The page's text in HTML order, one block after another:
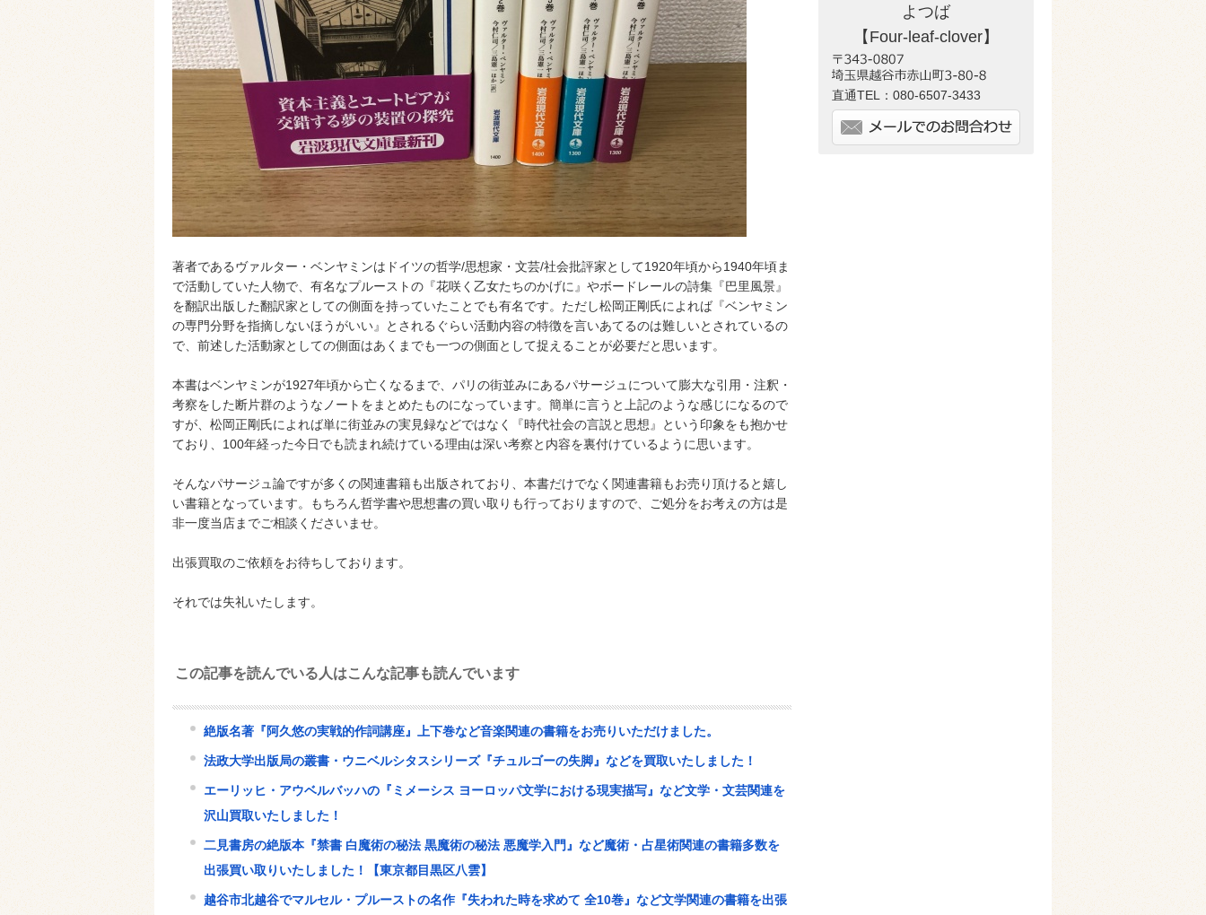
著者であるヴァルター・ベンヤミンはドイツの哲学/思想家・文芸/社会批評家として1920年頃から1940年頃ま
で活動していた人物で、有名なプルーストの『花咲く乙女たちのかげに』やボードレールの詩集『巴里風景』
を翻訳出版した翻訳家としての側面を持っていたことでも有名です。ただし松岡正剛氏によれば『ベンヤミン
の専門分野を指摘しないほうがいい』とされるぐらい活動内容の特徴を言いあてるのは難しいとされているの
で、前述した活動家としての側面はあくまでも一つの側面として捉えることが必要だと思います。
本書はベンヤミンが1927年頃から亡くなるまで、パリの街並みにあるパサージュについて膨大な引用・注釈・
考察をした断片群のようなノートをまとめたものになっています。簡単に言うと上記のような感じになるので
すが、松岡正剛氏によれば単に街並みの実見録などではなく『時代社会の言説と思想』という印象をも抱かせ
ており、100年経った今日でも読まれ続けている理由は深い考察と内容を裏付けているように思います。
そんなパサージュ論ですが多くの関連書籍も出版されており、本書だけでなく関連書籍もお売り頂けると嬉し
い書籍となっています。もちろん哲学書や思想書の買い取りも行っておりますので、ご処分をお考えの方は是
非一度当店までご相談くださいませ。
出張買取のご依頼をお待ちしております。
それでは失礼いたします。
この記事を読んでいる人はこんな記事も読んでいます
絶版名著『阿久悠の実戦的作詞講座』上下巻など音楽関連の書籍をお売りいただけました。
法政大学出版局の叢書・ウニベルシタスシリーズ『チュルゴーの失脚』などを買取いたしました！
エーリッヒ・アウベルバッハの『ミメーシス ヨーロッパ文学における現実描写』など文学・文芸関連を
沢山買取いたしました！
二見書房の絶版本『禁書 白魔術の秘法 黒魔術の秘法 悪魔学入門』など魔術・占星術関連の書籍多数を
出張買い取りいたしました！【東京都目黒区八雲】
越谷市北越谷でマルセル・プルーストの名作『失われた時を求めて 全10巻』など文学関連の書籍を出張
よつば
【Four-leaf-clover】
直通TEL： 080-6507-3433